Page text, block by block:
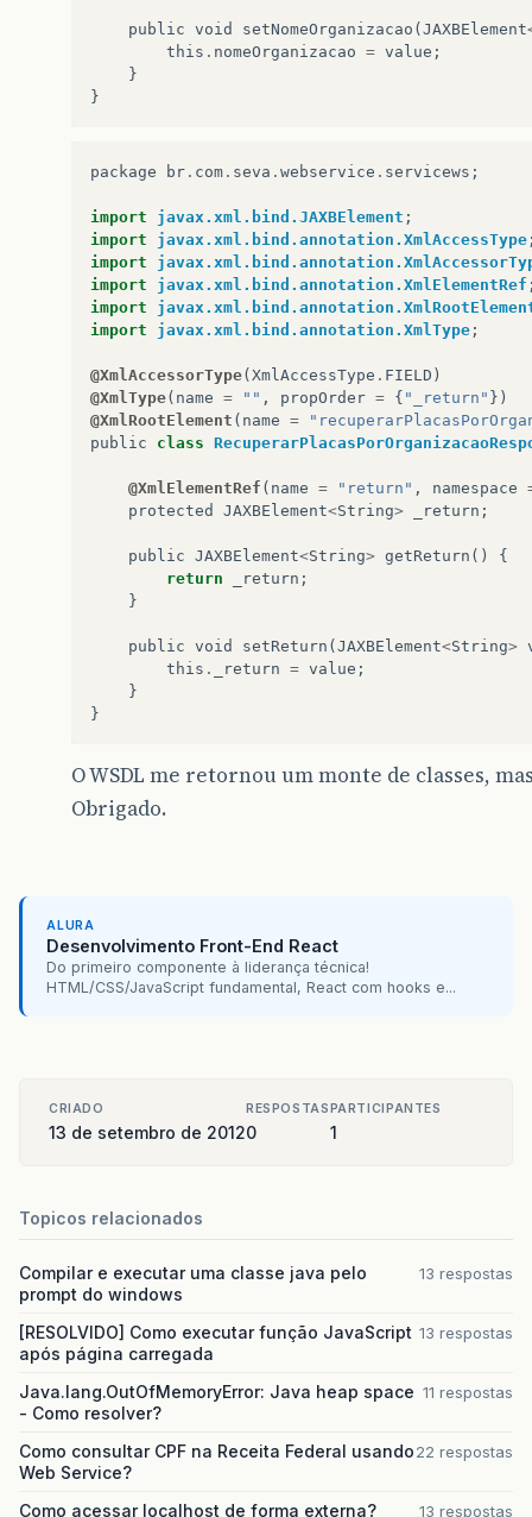
public void setNomeOrganizacao ( JAXBElement
this . nomeOrganizacao = value ;
}
}
package br . com . seva . webservice . servicews ;
import javax.xml.bind.JAXBElement ;
import
javax.xml.bind.annotation.XmlAccessType
import
import
javax.xml.bind.annotation.XmlElementRef
import
import
javax.xml.bind.annotation.XmlType ;
@XmlAccessorType( XmlAccessType . FIELD )
@XmlType( name = "" , propOrder = { "_return" })
@XmlRootElement ( name =
public
class
@XmlElementRef ( name = "return" , namespace
protected
JAXBElement<String> _return ;
public JAXBElement<String> getReturn ()
{
return
_return ;
}
public void setReturn ( JAXBElement<String>
this . _return = value ;
}
}
O WSDL me retornou um monte de classes,
Obrigado.
ALURA
Desenvolvimento Front-End React
Do primeiro componente à liderança técnica!
HTML/CSS/JavaScript fundamental, React com hooks e...
CRIADO
13 de setembro de 2012
RESPOSTAS
0
PARTICIPANTES
1
Topicos relacionados
Compilar e executar uma classe java pelo
prompt do windows
13 respostas
[RESOLVIDO] Como executar função JavaScript
após página carregada
13 respostas
Java.lang.OutOfMemoryError: Java heap space
- Como resolver?
11 respostas
Como consultar CPF na Receita Federal usando
Web Service?
22 respostas
Como acessar localhost de forma externa? 13 respostas